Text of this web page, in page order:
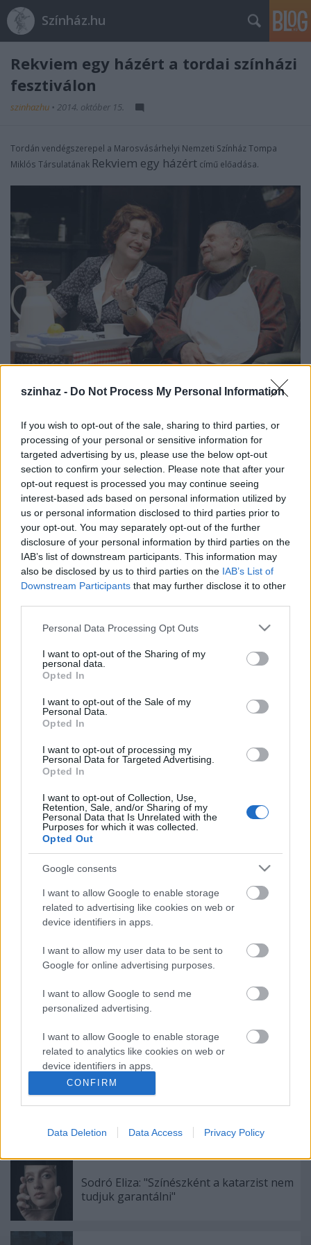
szinhaz - Do Not Process My Personal Information
If you wish to opt-out of the sale, sharing to third parties, or
processing of your personal or sensitive information for
targeted advertising by us, please use the below opt-out
section to confirm your selection. Please note that after your
opt-out request is processed you may continue seeing
interest-based ads based on personal information utilized by
us or personal information disclosed to third parties prior to
your opt-out. You may separately opt-out of the further
disclosure of your personal information by third parties on the
IAB’s list of downstream participants. This information may
also be disclosed by us to third parties on the IAB’s List of
Downstream Participants that may further disclose it to other
Please note that this website/app uses one or more Google
not limited to your visit or usage behaviour. You may click to
grant or deny consent to Google and its third-party tags to
use your data for below specified purposes in below Google
consent section.
Personal Data Processing Opt Outs
I want to opt-out of the Sharing of my
personal data.
Opted In
I want to opt-out of the Sale of my
Personal Data.
Opted In
I want to opt-out of processing my
Personal Data for Targeted Advertising.
Opted In
I want to opt-out of Collection, Use,
Retention, Sale, and/or Sharing of my
Personal Data that Is Unrelated with the
Purposes for which it was collected.
Opted Out
Google consents
I want to allow Google to enable storage
related to advertising like cookies on web or
device identifiers in apps.
I want to allow my user data to be sent to
Google for online advertising purposes.
I want to allow Google to send me
personalized advertising.
I want to allow Google to enable storage
related to analytics like cookies on web or
device identifiers in apps.
I want to allow Google to enable storage
related to functionality of the website or app.
I want to allow Google to enable storage
I want to allow Google to enable storage
related to security, including authentication
functionality and fraud prevention, and other
user protection.
CONFIRM
Data Deletion Data Access Privacy Policy
Színház.hu
Rekviem egy házért a tordai színházi
fesztiválon
szinhazhu • 2014. október 15.
Tordán vendégszerepel a Marosvásárhelyi Nemzeti Színház Tompa
Miklós Társulatának Rekviem egy házért című előadása.
A 2012-ben bemutatott és azóta is műsoron tartott előadás legutóbb az
5. Kolozsvári Magyar Napok programjában szerepelt sikerrel.
Medgyessy Éva darabját ezúttal a harmadszorra
megszervezésre kerülő Színház a Sóúton [Teatru pe
Drumul Sării]elnevezésű színházi fesztivál keretében
– egyetlen magyar nyelvű produkcióként – tekintheti
meg a tordai színházbarát közönség.
„Volt egyszer egy város... Volt egyszer egy ház. Ott
laktam. Aztán lebontották. És amikor már nem volt,
akkor rájöttem, hogy nem is csak egy ház volt,
világunk... És akkor megpróbáltam visszaépíteni azt
a házat...”– mondja a darabról az írónő.
Az előadást Kilyén Ilka és Makra Lajos színművészek
játsszák, Kovács Levente rendezésében, Szabó
Annamária díszletében, 2014. október 17-én,
pénteken este 19 órától a tordai Aureliu Manea
Színház nagytermében.
Jegyek válthatók az Aureliu Manea Színház
jegypénztárában hétköznapokon 9.00 és 19.00 óra
Ajánlott bejegyzések:
Akárki a Dóm téren
Sodró Eliza: "Színészként a katarzist nem
tudjuk garantálni"